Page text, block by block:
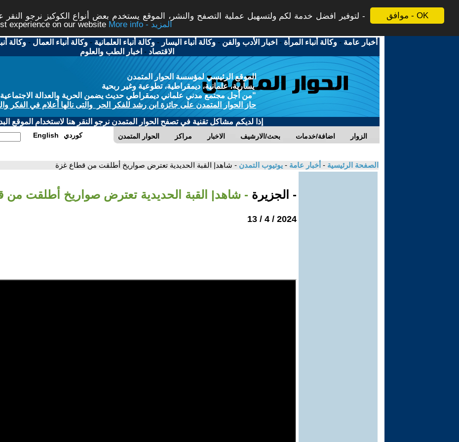
موافق - OK
لتوفير افضل خدمة لكم ولتسهيل عملية التصفح والنشر، الموقع يستخدم بعض أنواع الكوكيز نرجو
experience on our website
More info - المزيد
أخبار عامة -وكالة أنباء المرأة - اخبار الأدب والفن -وكالة أنباء اليسار -وكالة أنباء العلمانية -وكالة أنباء العمال -وكالة
الاقتصاد - اخبار الطب والعلوم
الموقع الرئيسي لمؤسسة الحوار المتمدن
يسارية، علمانية، ديمقراطية، تطوعية وغير ربحية
"من أجل مجتمع مدني علماني ديمقراطي حديث يضمن الحرية والعدالة الاجتماعية
حاز الحوار المتمدن على جائزة ابن رشد للفكر الحر والتى نالها أعلام في الفكر
إذا لديكم مشاكل تقنية في تصفح الحوار المتمدن نرجو النقر هنا لاستخدام الموقع
الحوار المتمدن مراكز الاخبار بحث/الارشيف اضافة/خدمات الزوار English كوردي
الصفحة الرئيسية - أخبار عامة - يوتيوب التمدن - شاهد| القبة الحديدية تعترض صواريخ أطلقت من قطاع غزة
- الجزيرة - شاهد| القبة الحديدية تعترض صواريخ أطلقت من
2024 / 4 / 13